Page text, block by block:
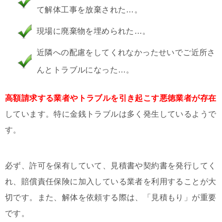
て解体工事を放棄された…。
現場に廃棄物を埋められた…。
近隣への配慮をしてくれなかったせいでご近所さ
んとトラブルになった…。
高額請求する業者やトラブルを引き起こす悪徳業者が存在
しています。特に金銭トラブルは多く発生しているようで
す。
必ず、許可を保有していて、見積書や契約書を発行してく
れ、賠償責任保険に加入している業者を利用することが大
切です。また、解体を依頼する際は、「見積もり」が重要
です。